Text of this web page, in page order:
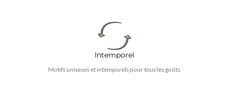
Intemporel
Motifs unisexes et intemporels pour tous les goûts.